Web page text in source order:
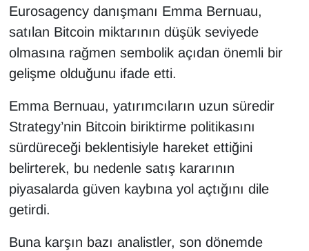
Eurosagency danışmanı Emma Bernuau,
satılan Bitcoin miktarının düşük seviyede
olmasına rağmen sembolik açıdan önemli bir
gelişme olduğunu ifade etti.
Emma Bernuau, yatırımcıların uzun süredir
Strategy’nin Bitcoin biriktirme politikasını
sürdüreceği beklentisiyle hareket ettiğini
belirterek, bu nedenle satış kararının
piyasalarda güven kaybına yol açtığını dile
getirdi.
Buna karşın bazı analistler, son dönemde